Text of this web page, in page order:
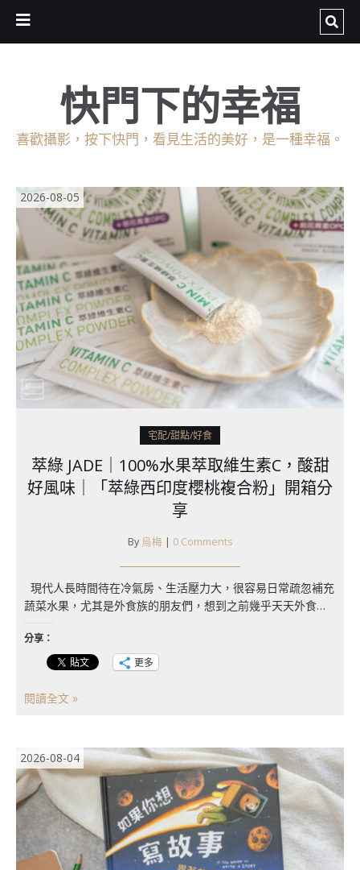
快門下的幸福
喜歡攝影，按下快門，看見生活的美好，是一種幸福。
2026-08-05
宅配/甜點/好食
萃綠 JADE｜100%水果萃取維生素C，酸甜
好風味｜「萃綠西印度櫻桃複合粉」開箱分
享
By 烏梅 | 0 Comments
現代人長時間待在冷氣房、生活壓力大，很容易日常疏忽補充
蔬菜水果，尤其是外食族的朋友們，想到之前幾乎天天外食…
分享：
更多
閱讀全文 »
2026-08-04